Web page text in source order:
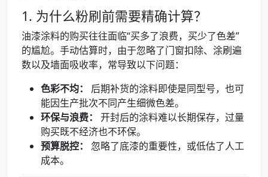
1. 为什么粉刷前需要精确计算？
油漆涂料的购买往往面临“买多了浪费，买少了色差”
的尴尬。手动估算时，由于忽略了门窗扣除、涂刷遍
数以及墙面吸收率，常导致以下问题：
色彩不均：
后期补货的涂料即使是同型号，也可
能因生产批次不同产生细微色差。
环保与浪费：
开封后的涂料难以长期保存，过量
购买既不经济也不环保。
预算脱控：
忽略了底漆的重要性，或低估了人工
成本。